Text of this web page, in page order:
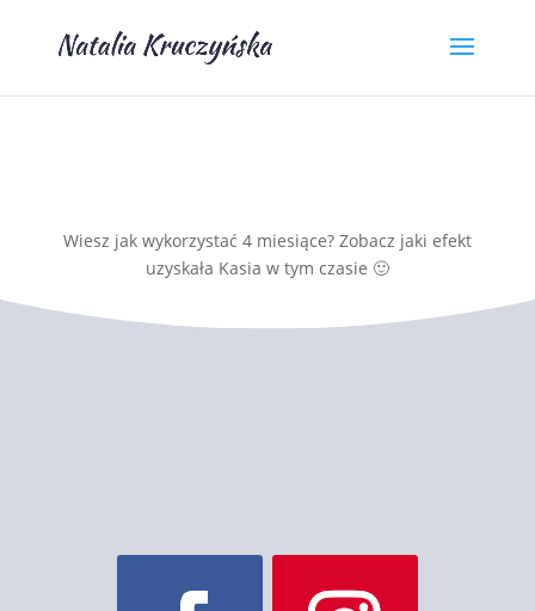
Wiesz jak wykorzystać 4 miesiące? Zobacz jaki efekt
uzyskała Kasia w tym czasie 🙂